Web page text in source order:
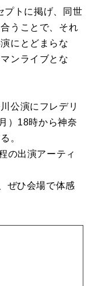
プトに掲げ、同世
うことで、それ
にとどまらな
ンライブとな
公演にフレデリ
）18時から神奈
。
の出演アーティ
ぜひ会場で体感